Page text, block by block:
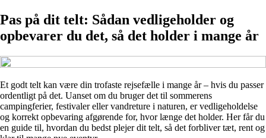
Pas på dit telt: Sådan vedligeholder og
opbevarer du det, så det holder i mange år
Et godt telt kan være din trofaste rejsefælle i mange år – hvis du passer
ordentligt på det. Uanset om du bruger det til sommerens
campingferier, festivaler eller vandreture i naturen, er vedligeholdelse
og korrekt opbevaring afgørende for, hvor længe det holder. Her får du
en guide til, hvordan du bedst plejer dit telt, så det forbliver tæt, rent og